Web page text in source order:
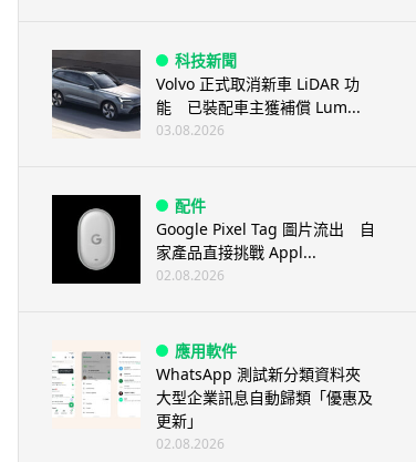
科技新聞
Volvo 正式取消新車 LiDAR 功
能 已裝配車主獲補償 Lum...
03.08.2026
配件
Google Pixel Tag 圖片流出 自
家產品直接挑戰 Appl...
02.08.2026
應用軟件
WhatsApp 測試新分類資料夾
大型企業訊息自動歸類「優惠及
更新」
02.08.2026